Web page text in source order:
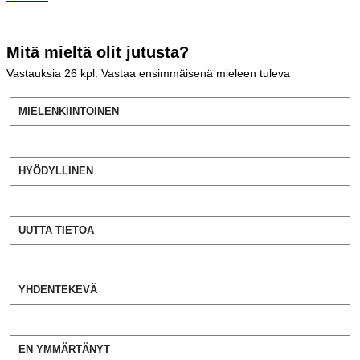
Mitä mieltä olit jutusta?
Vastauksia 26 kpl. Vastaa ensimmäisenä mieleen tuleva
MIELENKIINTOINEN
HYÖDYLLINEN
UUTTA TIETOA
YHDENTEKEVÄ
EN YMMÄRTÄNYT